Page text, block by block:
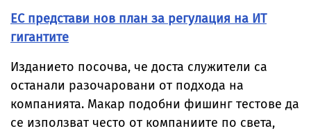
ЕС представи нов план за регулация на ИТ
гигантите
Изданието посочва, че доста служители са
останали разочаровани от подхода на
компанията. Макар подобни фишинг тестове да
се използват често от компаниите по света,